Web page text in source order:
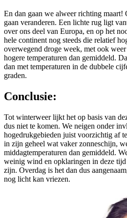
En dan gaan we alweer richting
gaan veranderen. Een lichte rug ligt
over ons deel van Europa, en op het
hele continent nog steeds die relatief
overwegend droge week, met ook
hogere temperaturen dan gemiddeld.
dan met temperaturen in de dubbele
graden.
Conclusie:
Tot winterweer lijkt het op basis van
dus niet te komen. We neigen onder
hogedrukgebieden juist voorzichtig af
in zijn geheel wat vaker zonneschijn,
middagtemperaturen dan gemiddeld.
weinig wind en opklaringen in deze
zijn. Overdag is het dan dus
nog licht kan vriezen.